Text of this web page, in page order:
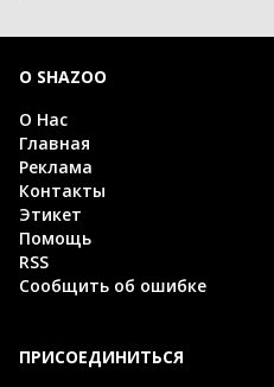
О SHAZOO
О Нас
Главная
Реклама
Контакты
Этикет
Помощь
RSS
Сообщить об ошибке
ПРИСОЕДИНИТЬСЯ